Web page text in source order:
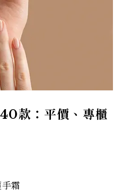
款：平價、專櫃
霜